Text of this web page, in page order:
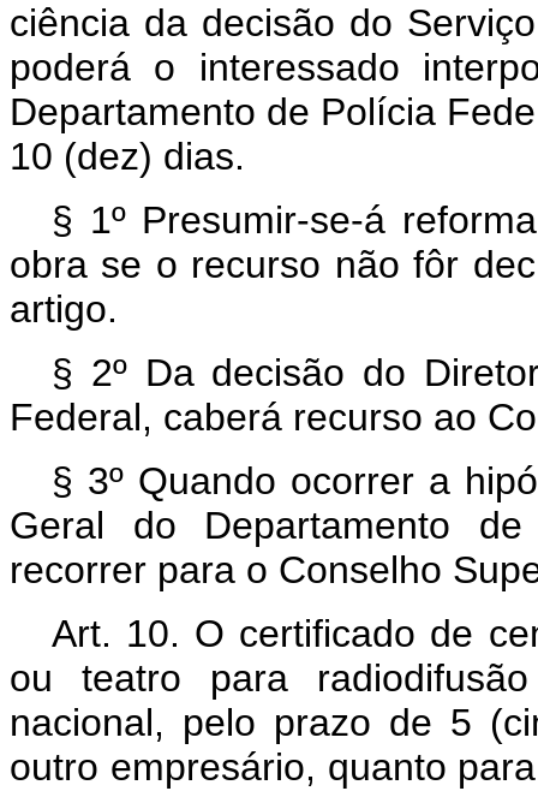
ciência da decisão do
poderá o interessado
Departamento de Polícia
10 (dez) dias.
§ 1º Presumir-se-á
obra se o recurso não fôr
artigo.
§ 2º Da decisão do
Federal, caberá recurso ao
§ 3º Quando ocorrer a
Geral do Departamento
recorrer para o Conselho
Art. 10. O certificado de
ou teatro para
nacional, pelo prazo de 5
outro empresário, quanto